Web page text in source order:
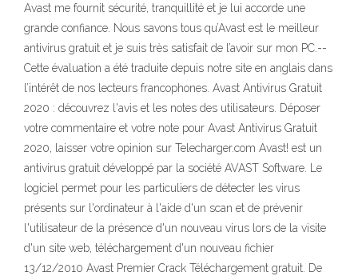
Avast me fournit sécurité, tranquillité et je lui accorde une
grande confiance. Nous savons tous qu’Avast est le meilleur
antivirus gratuit et je suis très satisfait de l’avoir sur mon PC.--
Cette évaluation a été traduite depuis notre site en anglais dans
l’intérêt de nos lecteurs francophones. Avast Antivirus Gratuit
2020 : découvrez l'avis et les notes des utilisateurs. Déposer
votre commentaire et votre note pour Avast Antivirus Gratuit
2020, laisser votre opinion sur Telecharger.com Avast! est un
antivirus gratuit développé par la société AVAST Software. Le
logiciel permet pour les particuliers de détecter les virus
présents sur l'ordinateur à l'aide d'un scan et de prévenir
l'utilisateur de la présence d'un nouveau virus lors de la visite
d'un site web, téléchargement d'un nouveau fichier
13/12/2010 Avast Premier Crack Téléchargement gratuit. De